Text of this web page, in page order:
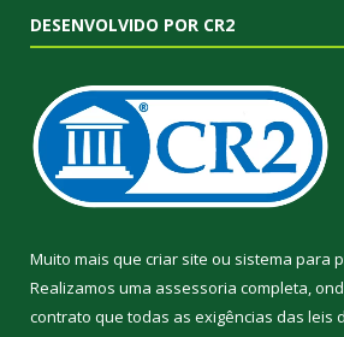
DESENVOLVIDO POR CR2
Muito mais que criar site ou sistema para
Realizamos uma assessoria completa,
contrato que todas as exigências das leis